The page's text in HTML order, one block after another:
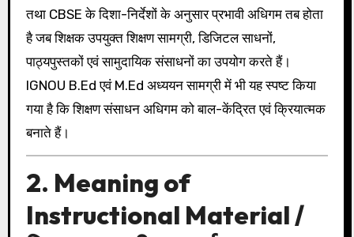
तथा CBSE के दिशा-निर्देशों के अनुसार प्रभावी अधिगम तब होता
है जब शिक्षक उपयुक्त शिक्षण सामग्री, डिजिटल साधनों,
पाठ्यपुस्तकों एवं सामुदायिक संसाधनों का उपयोग करते हैं।
IGNOU B.Ed एवं M.Ed अध्ययन सामग्री में भी यह स्पष्ट किया
गया है कि शिक्षण संसाधन अधिगम को बाल-केंद्रित एवं क्रियात्मक
बनाते हैं।
2. Meaning of
Instructional Material /